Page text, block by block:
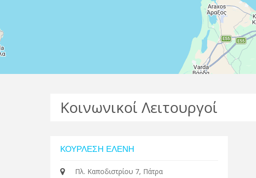
Κοινωνικοί Λειτουργοί
ΚΟΥΡΛΕΣΗ ΕΛΕΝΗ
Πλ. Καποδιστρίου 7, Πάτρα